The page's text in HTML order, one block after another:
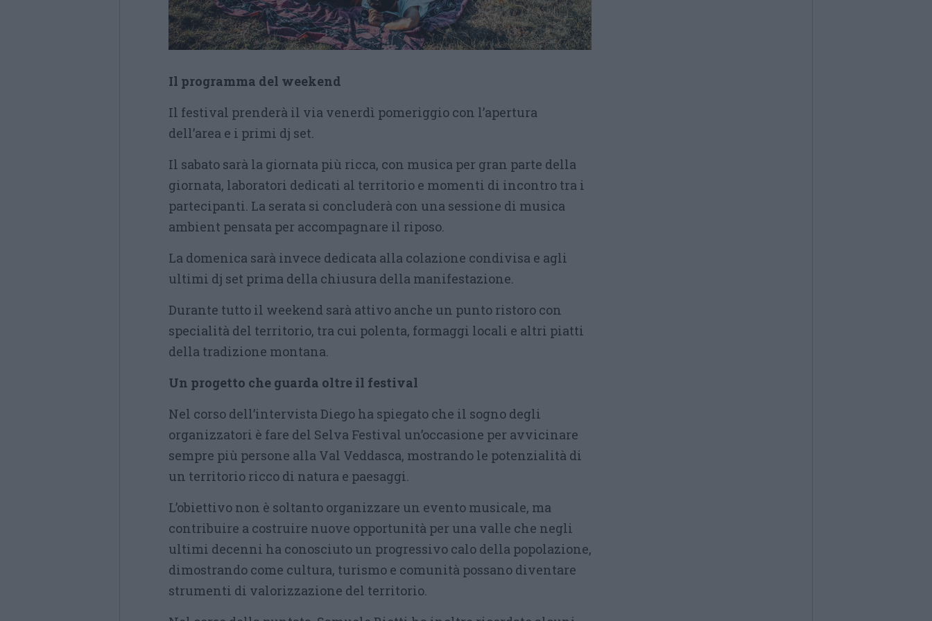
Il programma del weekend
Il festival prenderà il via venerdì pomeriggio con l’apertura
dell’area e i primi dj set.
Il sabato sarà la giornata più ricca, con musica per gran parte della
giornata, laboratori dedicati al territorio e momenti di incontro tra i
partecipanti. La serata si concluderà con una sessione di musica
ambient pensata per accompagnare il riposo.
La domenica sarà invece dedicata alla colazione condivisa e agli
ultimi dj set prima della chiusura della manifestazione.
Durante tutto il weekend sarà attivo anche un punto ristoro con
specialità del territorio, tra cui polenta, formaggi locali e altri piatti
della tradizione montana.
Un progetto che guarda oltre il festival
Nel corso dell’intervista Diego ha spiegato che il sogno degli
organizzatori è fare del Selva Festival un’occasione per avvicinare
sempre più persone alla Val Veddasca, mostrando le potenzialità di
un territorio ricco di natura e paesaggi.
L’obiettivo non è soltanto organizzare un evento musicale, ma
contribuire a costruire nuove opportunità per una valle che negli
ultimi decenni ha conosciuto un progressivo calo della popolazione,
dimostrando come cultura, turismo e comunità possano diventare
strumenti di valorizzazione del territorio.